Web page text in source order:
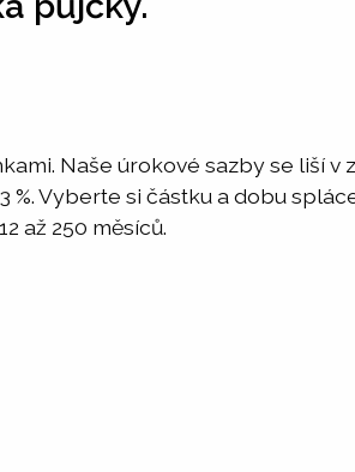
Naše úrokové sazby se liší
%. Vyberte si částku a dobu
až 250 měsíců.